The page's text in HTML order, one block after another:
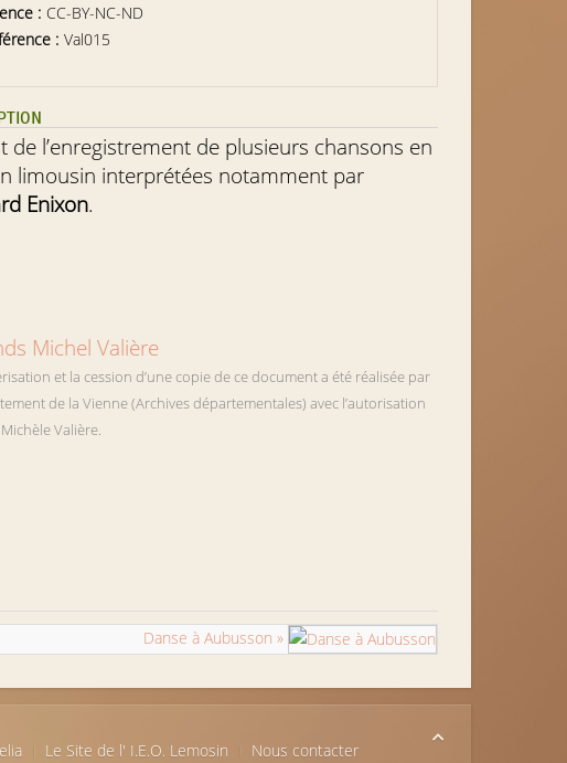
: CC-BY-NC-ND
: Val015
de l’enregistrement de plusieurs chansons en
limousin interprétées notamment par
Enixon.
Michel Valière
et la cession d’une copie dece document a été réalisée par
de la Vienne (Archives départementales) avec l’autorisation
Valière.
Danse à Aubusson »
Le Site de l' I.E.O. Lemosin Nous contacter